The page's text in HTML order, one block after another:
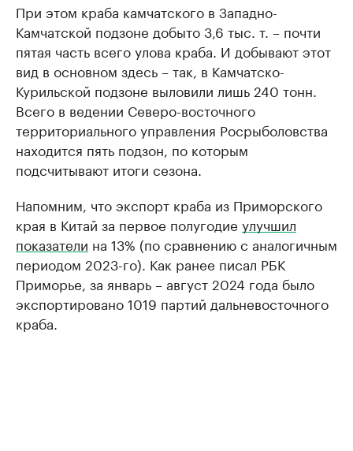
При этом краба камчатского в Западно-
Камчатской подзоне добыто 3,6 тыс. т. – почти
пятая часть всего улова краба. И добывают этот
вид в основном здесь – так, в Камчатско-
Курильской подзоне выловили лишь 240 тонн.
Всего в ведении Северо-восточного
территориального управления Росрыболовства
находится пять подзон, по которым
подсчитывают итоги сезона.
Напомним, что экспорт краба из Приморского
края в Китай за первое полугодие улучшил
показатели на 13% (по сравнению с аналогичным
периодом 2023-го). Как ранее писал РБК
Приморье, за январь – август 2024 года было
экспортировано 1019 партий дальневосточного
краба.